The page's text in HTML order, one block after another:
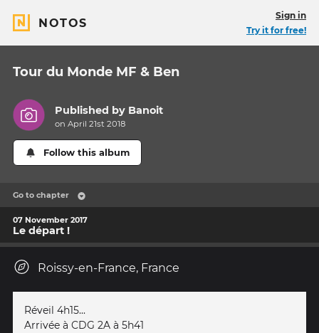
NOTOS
Sign in
Try it for free!
Tour du Monde MF & Ben
Published by Banoit
on April 21st 2018
Follow this album
Go to chapter
07 November 2017
Le départ !
Roissy-en-France, France
Réveil 4h15...
Arrivée à CDG 2A à 5h41